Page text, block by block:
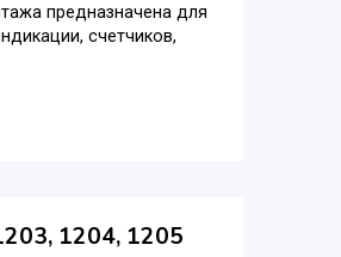
предназначена для
счетчиков,
1204, 1205